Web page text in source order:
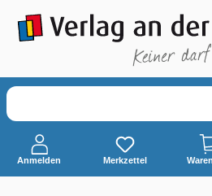
springen
Anmelden Merkzettel